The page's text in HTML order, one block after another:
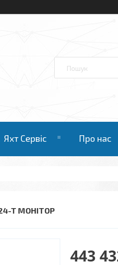
Яхт Сервіс Про нас
T МОНІТОР
443